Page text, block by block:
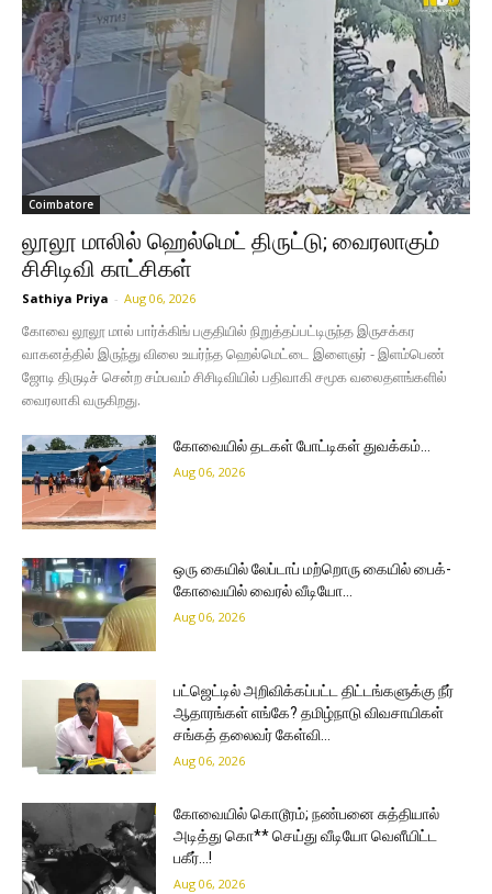
Coimbatore
லூலூ மாலில் ஹெல்மெட் திருட்டு; வைரலாகும்
சிசிடிவி காட்சிகள்
Sathiya Priya - Aug 06, 2026
கோவை லூலூ மால் பார்க்கிங் பகுதியில் நிறுத்தப்பட்டிருந்த இருசக்கர
வாகனத்தில் இருந்து விலை உயர்ந்த ஹெல்மெட்டை இளைஞர் - இளம்பெண்
ஜோடி திருடிச் சென்ற சம்பவம் சிசிடிவியில் பதிவாகி சமூக வலைதளங்களில்
வைரலாகி வருகிறது.
கோவையில் தடகள் போட்டிகள் துவக்கம்…
Aug 06, 2026
ஒரு கையில் லேப்டாப் மற்றொரு கையில் பைக்-
கோவையில் வைரல் வீடியோ…
Aug 06, 2026
பட்ஜெட்டில் அறிவிக்கப்பட்ட திட்டங்களுக்கு நீர்
ஆதாரங்கள் எங்கே? தமிழ்நாடு விவசாயிகள்
சங்கத் தலைவர் கேள்வி…
Aug 06, 2026
கோவையில் கொடூரம்; நண்பனை சுத்தியால்
அடித்து கொ** செய்து வீடியோ வெளீயிட்ட
பகீர்…!
Aug 06, 2026